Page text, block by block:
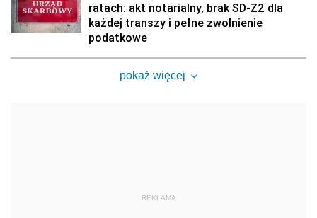
ratach: akt notarialny, brak SD-Z2 dla
każdej transzy i pełne zwolnienie
podatkowe
pokaż więcej
REKLAMA